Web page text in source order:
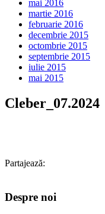
mai 2016
martie 2016
februarie 2016
decembrie 2015
octombrie 2015
septembrie 2015
iulie 2015
mai 2015
Cleber_07.2024
Partajează:
Despre noi